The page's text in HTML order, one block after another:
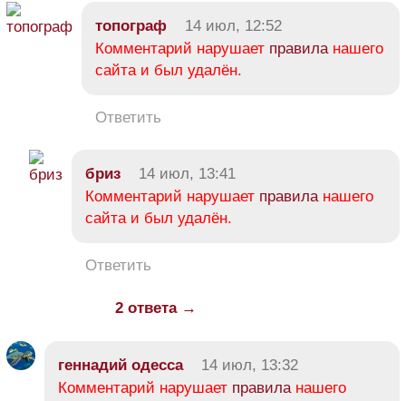
топограф
14 июл, 12:52
Комментарий нарушает правила нашего
сайта и был удалён.
Ответить
бриз
14 июл, 13:41
Комментарий нарушает правила нашего
сайта и был удалён.
Ответить
2 ответа →
геннадий одесса
14 июл, 13:32
Комментарий нарушает правила нашего